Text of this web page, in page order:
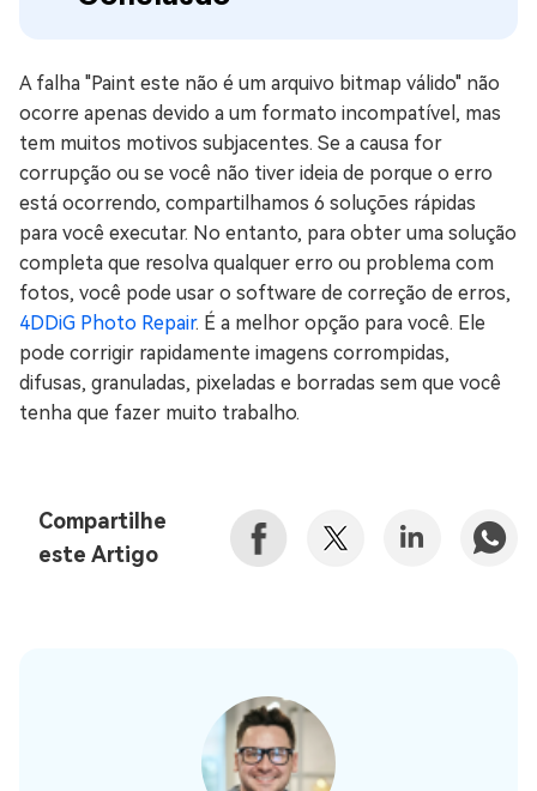
A falha "Paint este não é um arquivo bitmap válido" não
ocorre apenas devido a um formato incompatível, mas
tem muitos motivos subjacentes. Se a causa for
corrupção ou se você não tiver ideia de porque o erro
está ocorrendo, compartilhamos 6 soluções rápidas
para você executar. No entanto, para obter uma solução
completa que resolva qualquer erro ou problema com
fotos, você pode usar o software de correção de erros,
4DDiG Photo Repair. É a melhor opção para você. Ele
pode corrigir rapidamente imagens corrompidas,
difusas, granuladas, pixeladas e borradas sem que você
tenha que fazer muito trabalho.
Compartilhe
este Artigo